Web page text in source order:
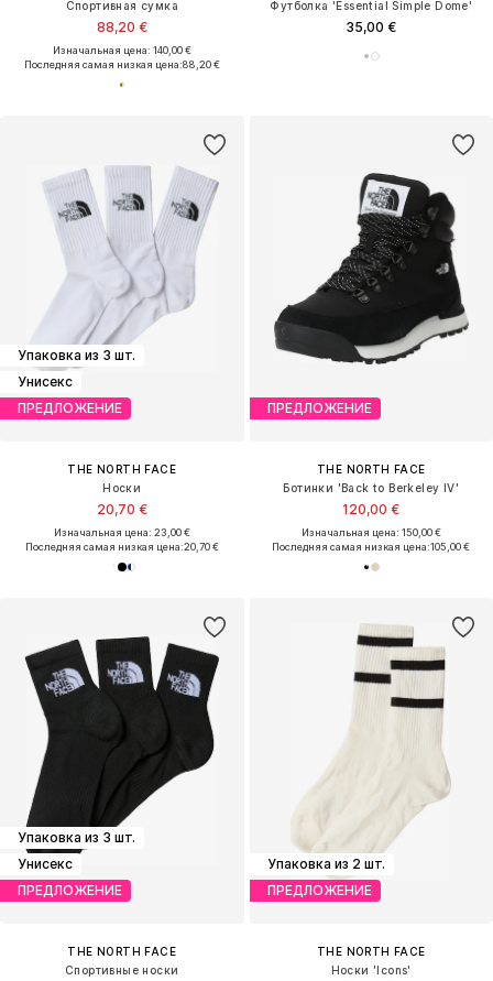
Спортивная сумка
88,20 €
Изначальная цена: 140,00 €
Последняя самая низкая цена:88,20 €
Футболка 'Essential Simple Dome'
35,00 €
Упаковка из 3 шт.
Унисекс
ПРЕДЛОЖЕНИЕ
THE NORTH FACE
Носки
20,70 €
Изначальная цена: 23,00 €
Последняя самая низкая цена:20,70 €
ПРЕДЛОЖЕНИЕ
THE NORTH FACE
Ботинки 'Back to Berkeley IV'
120,00 €
Изначальная цена: 150,00 €
Последняя самая низкая цена:105,00 €
Упаковка из 3 шт.
Унисекс
ПРЕДЛОЖЕНИЕ
THE NORTH FACE
Спортивные носки
Упаковка из 2 шт.
ПРЕДЛОЖЕНИЕ
THE NORTH FACE
Носки 'Icons'